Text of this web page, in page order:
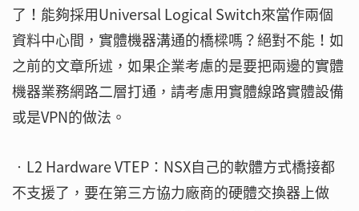
了！能夠採用Universal Logical Switch來當作兩個
資料中心間，實體機器溝通的橋樑嗎？絕對不能！如
之前的文章所述，如果企業考慮的是要把兩邊的實體
機器業務網路二層打通，請考慮用實體線路實體設備
或是VPN的做法。
‧L2 Hardware VTEP：NSX自己的軟體方式橋接都
不支援了，要在第三方協力廠商的硬體交換器上做